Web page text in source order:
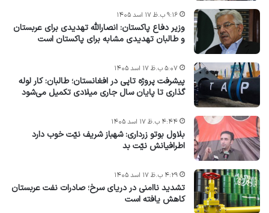
وزیر دفاع پاکستان: انصارالله تهدیدی برای عربستان
و طالبان تهدیدی مشابه برای پاکستان است
۹:۱۶ ب.ظ ۱۷ اسد ۱۴۰۵
پیشرفت پروژه‌ تاپی در افغانستان؛ طالبان: کار لوله
گذاری تا پایان سال جاری میلادی تکمیل می‌شود
۵:۰۷ ب.ظ ۱۷ اسد ۱۴۰۵
بلاول بوتو زرداری: شهباز شریف نیّت خوب دارد
اطرافیانش نیّت بد
۴:۴۴ ب.ظ ۱۷ اسد ۱۴۰۵
تشدید ناامنی در دریای سرخ؛ صادرات نفت عربستان
کاهش یافته است
۴:۲۹ ب.ظ ۱۷ اسد ۱۴۰۵